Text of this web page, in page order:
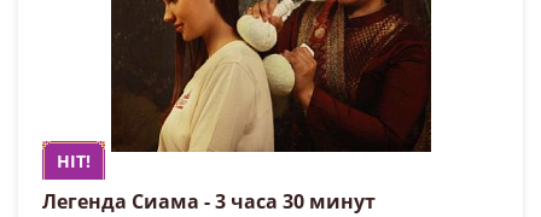
HIT!
Легенда Сиама - 3 часа 30 минут